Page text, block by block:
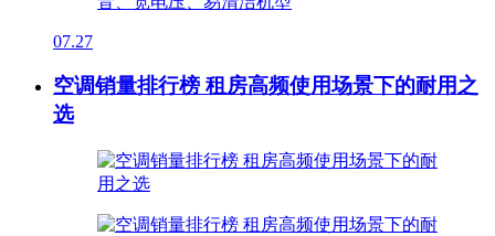
07.27
空调销量排行榜 租房高频使用场景下的耐用之
选